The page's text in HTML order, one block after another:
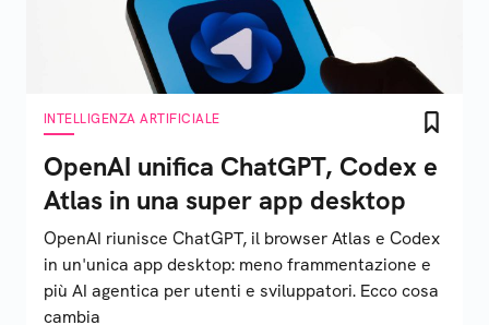
INTELLIGENZA ARTIFICIALE
OpenAI unifica ChatGPT, Codex e
Atlas in una super app desktop
OpenAI riunisce ChatGPT, il browser Atlas e Codex
in un'unica app desktop: meno frammentazione e
più AI agentica per utenti e sviluppatori. Ecco cosa
cambia